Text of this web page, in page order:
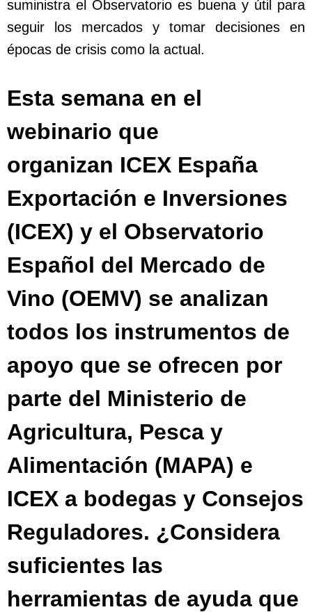
suministra el Observatorio es buena y útil para
seguir los mercados y tomar decisiones en
épocas de crisis como la actual.
Esta semana en el
webinario que
organizan ICEX España
Exportación e Inversiones
(ICEX) y el Observatorio
Español del Mercado de
Vino (OEMV) se analizan
todos los instrumentos de
apoyo que se ofrecen por
parte del Ministerio de
Agricultura, Pesca y
Alimentación (MAPA) e
ICEX a bodegas y Consejos
Reguladores. ¿Considera
suficientes las
herramientas de ayuda que